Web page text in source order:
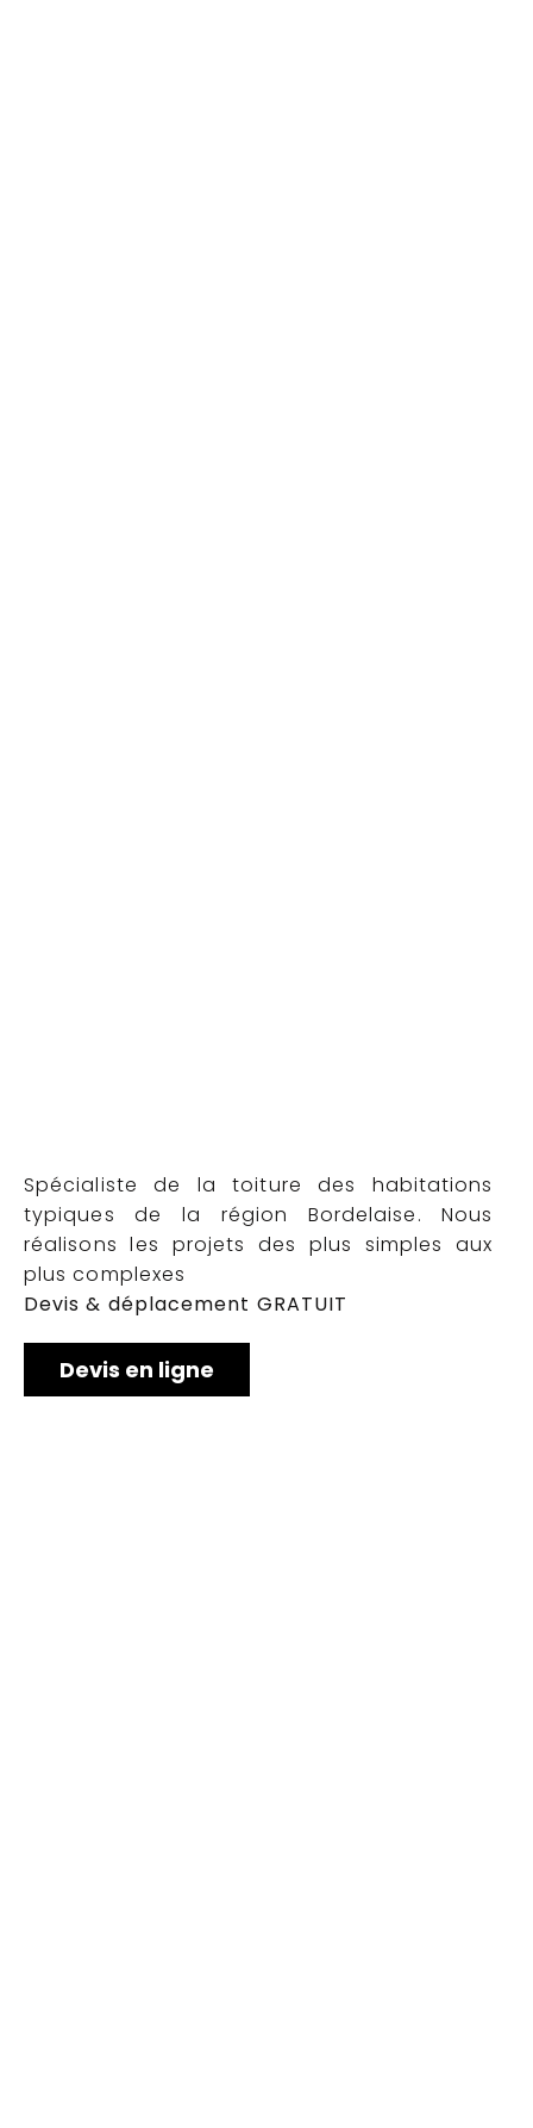
Spécialiste de la toiture des habitations
typiques de la région Bordelaise. Nous
réalisons les projets des plus simples aux
plus complexes
Devis & déplacement GRATUIT
Devis en ligne